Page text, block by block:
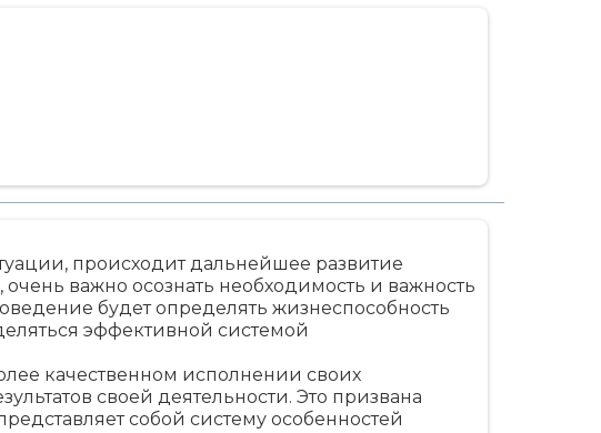
происходит дальнейшее развитие
важно осознать необходимость и важность
будет определять жизнеспособность
эффективной системой
качественном исполнении своих
своей деятельности. Это призвана
собой систему особенностей